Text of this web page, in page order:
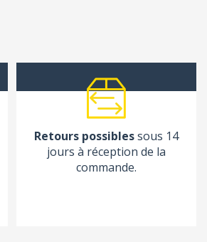
Retours possiblessous 14
jours à réception de la
commande.